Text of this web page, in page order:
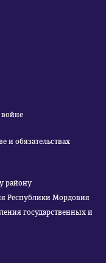
войне
и обязательствах
району
Республики Мордовия
государственных и